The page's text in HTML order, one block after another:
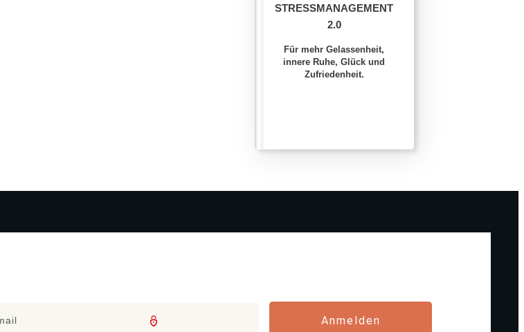
STRESSMANAGEMENT
2.0
Für mehr Gelassenheit,
innere Ruhe, Glück und
Zufriedenheit.
Anmelden